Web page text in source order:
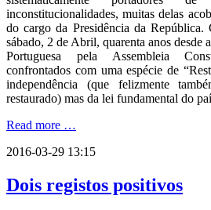
inconstitucionalidades, muitas delas
do cargo da Presidência da República.
sábado, 2 de Abril, quarenta anos desde
Portuguesa pela Assembleia
confrontados com uma espécie de
independência (que felizmente
restaurado) mas da lei fundamental do
Read more …
2016-03-29 13:15
Dois registos positivos